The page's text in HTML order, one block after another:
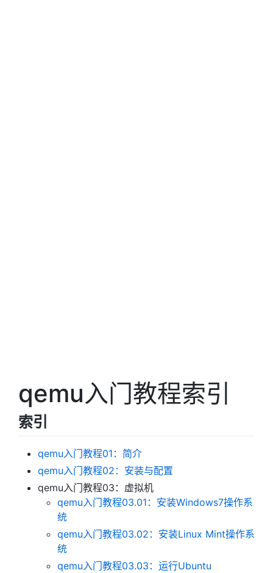
qemu入门教程索引
索引
qemu入门教程01：简介
qemu入门教程02：安装与配置
qemu入门教程03：虚拟机
qemu入门教程03.01：安装Windows7操作系
统
qemu入门教程03.02：安装Linux Mint操作系
统
qemu入门教程03.03：运行Ubuntu